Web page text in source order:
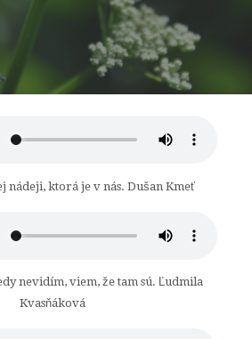
nádeji, ktorá je v nás. Dušan Kmeť
nevidím, viem, že tam sú. Ľudmila
Kvasňáková